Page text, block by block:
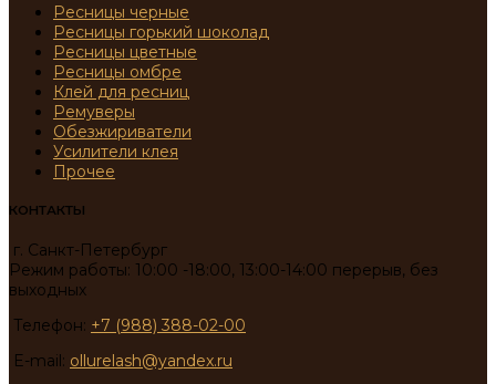
Ресницы черные
Ресницы горький шоколад
Ресницы цветные
Ресницы омбре
Клей для ресниц
Ремуверы
Обезжириватели
Усилители клея
Прочее
КОНТАКТЫ
г. Санкт-Петербург
Режим работы: 10:00 -18:00, 13:00-14:00 перерыв, без
выходных
Телефон: +7 (988) 388-02-00
E-mail: ollurelash@yandex.ru